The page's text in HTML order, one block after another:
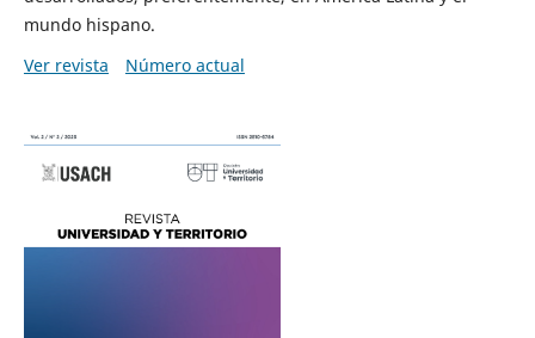
mundo hispano.
Ver revista
Número actual